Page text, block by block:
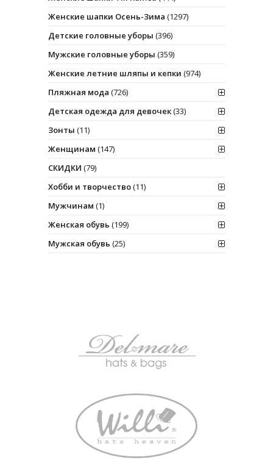
Женские шапки Осень-Зима (1297)
Детские головные уборы (396)
Мужские головные уборы (359)
Женские летние шляпы и кепки (974)
Пляжная мода (726)
Детская одежда для девочек(33)
Зонты (11)
Женщинам (147)
СКИДКИ (79)
Хобби и творчество(11)
Мужчинам (1)
Женская обувь (199)
Мужская обувь (25)